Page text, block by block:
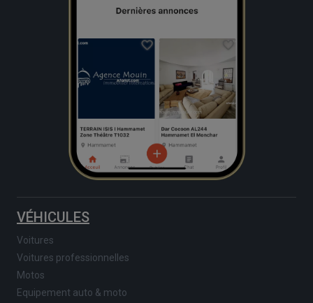
VÉHICULES
Voitures
Voitures professionnelles
Motos
Equipement auto & moto